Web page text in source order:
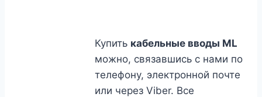
Купить кабельные вводы ML
можно, связавшись с нами по
телефону, электронной почте
или через Viber. Все